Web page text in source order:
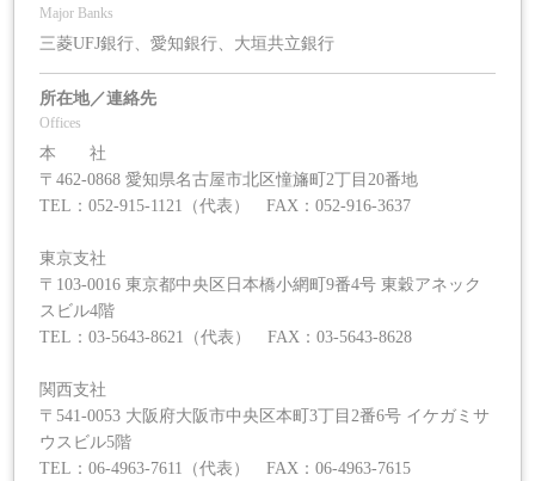
Major Banks
三菱UFJ銀行、愛知銀行、大垣共立銀行
所在地／連絡先
Offices
本 社
〒462-0868 愛知県名古屋市北区憧旛町2丁目20番地
TEL：052-915-1121（代表） FAX：052-916-3637
東京支社
〒103-0016 東京都中央区日本橋小網町9番4号 東穀アネック
スビル4階
TEL：03-5643-8621（代表） FAX：03-5643-8628
関西支社
〒541-0053 大阪府大阪市中央区本町3丁目2番6号 イケガミサ
ウスビル5階
TEL：06-4963-7611（代表） FAX：06-4963-7615